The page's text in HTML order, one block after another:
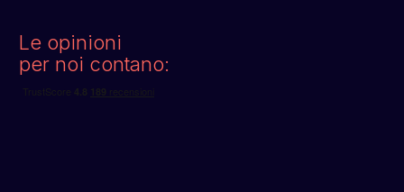
Le opinioni
per noi contano: